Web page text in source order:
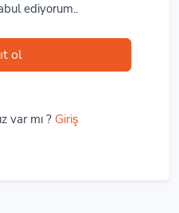
ediyorum..
ol
var mı ? Giriş